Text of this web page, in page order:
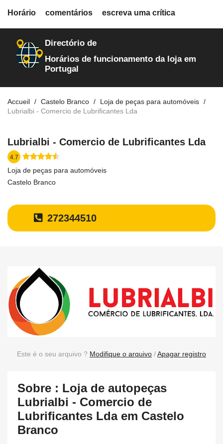
loja-de-autopecas
Directório de
Horários de funcionamento da loja em
Portugal
Accueil Castelo Branco
Loja de peças para automóveis
Lubrialbi - Comercio de Lubrificantes Lda
Lubrialbi - Comercio de Lubrificantes Lda
4.7
Loja de peças para automóveis
Castelo Branco
272344510
Horário comentários escreva uma crítica
Este é o seu arquivo ? Modifique o arquivo /Apagar registro
Sobre : Loja de autopeças
Lubrialbi - Comercio de
Lubrificantes Lda em Castelo
Branco